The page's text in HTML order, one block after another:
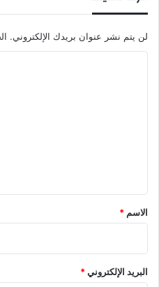
لن يتم نشر عنوان بريدك الإلكتروني.
*
الاسم *
البريد الإلكتروني*